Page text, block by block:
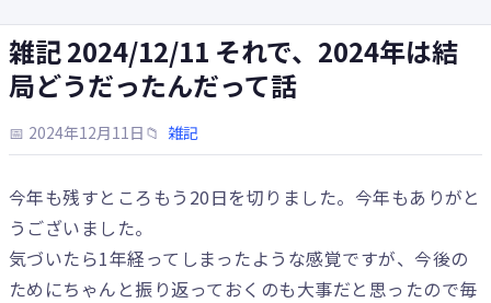
雑記 2024/12/11 それで、2024年は結
局どうだったんだって話
📅 2024年12月11日 📁 雑記
今年も残すところもう20日を切りました。今年もありがと
うございました。
気づいたら1年経ってしまったような感覚ですが、今後の
ためにちゃんと振り返っておくのも大事だと思ったので毎